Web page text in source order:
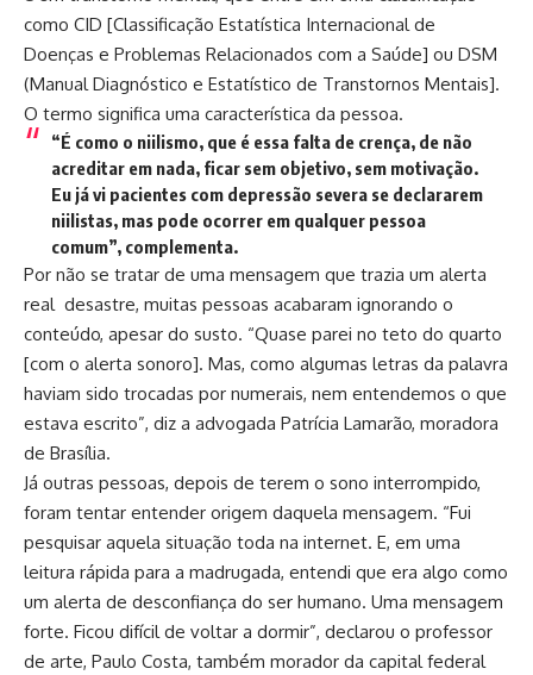
como CID [Classificação Estatística Internacional de
Doenças e Problemas Relacionados com a Saúde] ou DSM
(Manual Diagnóstico e Estatístico de Transtornos Mentais].
O termo significa uma característica da pessoa.
“É como o niilismo, que é essa falta de crença, de não
acreditar em nada, ficar sem objetivo, sem motivação.
Eu já vi pacientes com depressão severa se declararem
niilistas, mas pode ocorrer em qualquer pessoa
comum”, complementa.
Por não se tratar de uma mensagem que trazia um alerta
real desastre, muitas pessoas acabaram ignorando o
conteúdo, apesar do susto. “Quase parei no teto do quarto
[com o alerta sonoro]. Mas, como algumas letras da palavra
haviam sido trocadas por numerais, nem entendemos o que
estava escrito”, diz a advogada Patrícia Lamarão, moradora
de Brasília.
Já outras pessoas, depois de terem o sono interrompido,
foram tentar entender origem daquela mensagem. “Fui
pesquisar aquela situação toda na internet. E, em uma
leitura rápida para a madrugada, entendi que era algo como
um alerta de desconfiança do ser humano. Uma mensagem
forte. Ficou difícil de voltar a dormir”, declarou o professor
de arte, Paulo Costa, também morador da capital federal